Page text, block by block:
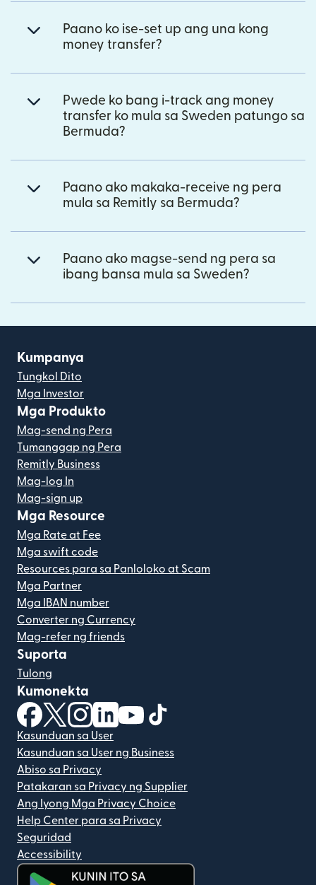
Paano ko ise-set up ang una kong
money transfer?
Pwede ko bang i-track ang money
transfer ko mula sa Sweden patungo sa
Bermuda?
Paano ako makaka-receive ng pera
mula sa Remitly sa Bermuda?
Paano ako magse-send ng pera sa
ibang bansa mula sa Sweden?
Kumpanya
Tungkol Dito
Mga Investor
Mga Produkto
Mag-send ng Pera
Tumanggap ng Pera
Remitly Business
Mag-log In
Mag-sign up
Mga Resource
Mga Rate at Fee
Mga swift code
Resources para sa Panloloko at Scam
Mga Partner
Mga IBAN number
Converter ng Currency
Mag-refer ng friends
Suporta
Tulong
Kumonekta
(bubukas sa bagong window)
(bubukas sa bagong window)
(bubukas sa bagong window)
(bubukas sa bagong window)
(bubukas sa bagong window)
Kasunduan sa User
Kasunduan sa User ng Business
Abiso sa Privacy
Patakaran sa Privacy ng Supplier
Ang Iyong Mga Privacy Choice
Help Center para sa Privacy
Seguridad
Accessibility